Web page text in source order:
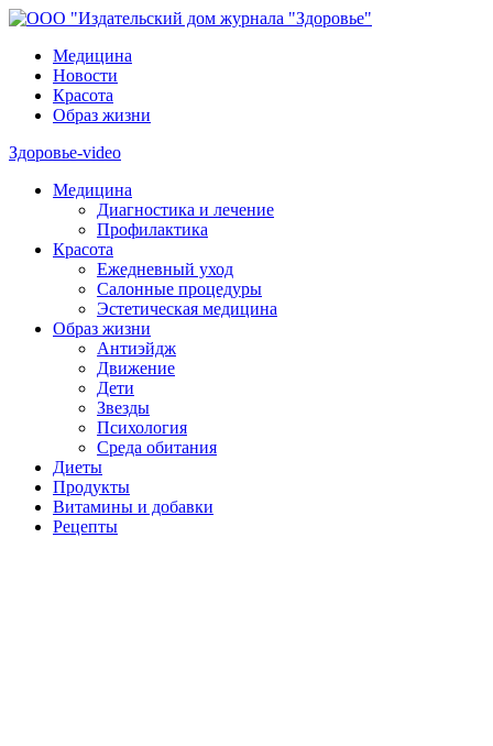
Медицина
Новости
Красота
Образ жизни
Здоровье-video
Медицина
Диагностика и лечение
Профилактика
Красота
Ежедневный уход
Салонные процедуры
Эстетическая медицина
Образ жизни
Антиэйдж
Движение
Дети
Звезды
Психология
Среда обитания
Диеты
Продукты
Витамины и добавки
Рецепты